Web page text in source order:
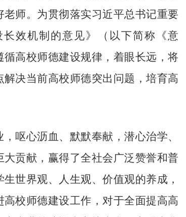
师。为贯彻落实习近平总书记重要
效机制的意见》（以下简称《意
高校师德建设规律，着眼长远，将
决当前高校师德突出问题，培育高
呕心沥血、默默奉献，潜心治学、
贡献，赢得了全社会广泛赞誉和普
世界观、人生观、价值观的养成，
校师德建设工作，对于全面提高高